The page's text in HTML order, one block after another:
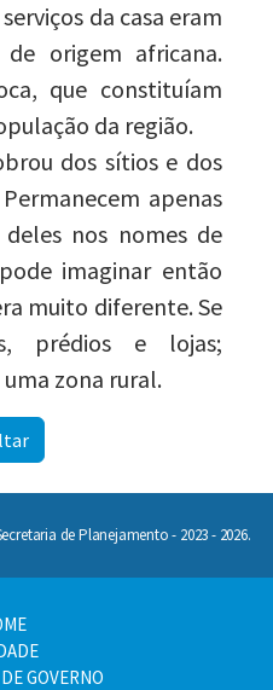
da casa eram
de origem africana.
que constituíam
da região.
dos sítios e dos
apenas
nos nomes de
imaginar então
muito diferente. Se
prédios e lojas;
zona rural.
de Planejamento - 2023 - 2026.
GOVERNO